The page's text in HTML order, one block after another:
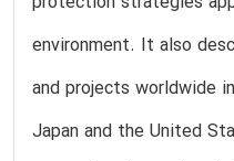
environment. It also
and projects worldwide
Japan and the United